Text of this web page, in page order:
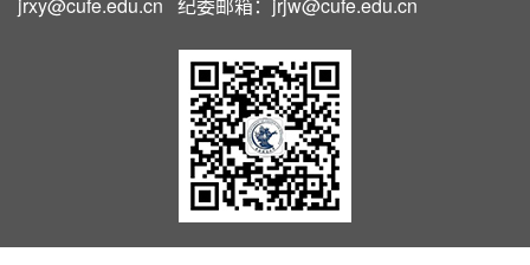
jrxy@cufe.edu.cn 纪委邮箱：jrjw@cufe.edu.cn